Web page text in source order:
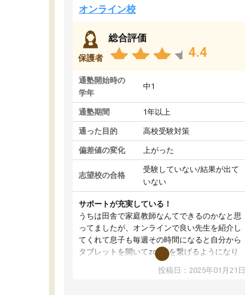
オンライン校
保護者
総合評価
4.4
通塾開始時の
学年
中1
通塾期間 1年以上
通った目的 高校受験対策
偏差値の変化 上がった
志望校の合格
受験していない/結果が出て
いない
サポートが充実している！
うちは田舎で家庭教師なんてできるのかなと思
ってましたが、オンラインで良い先生を紹介し
てくれて息子も毎週その時間になると自分から
タブレットを開いてzoomを繋げるようになり
ました！5科目なんでもOKなのもとても気に入
投稿日：2025年01月21日